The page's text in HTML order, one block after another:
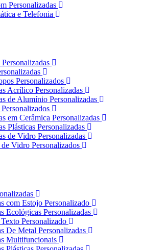
Personalizadas
e Telefonia
Personalizados
Acrílico Personalizadas
de Alumínio Personalizadas
em Cerâmica Personalizadas
Plásticas Personalizadas
de Vidro Personalizadas
Vidro Personalizados
com Estojo Personalizado
Ecológicas Personalizadas
Personalizado
De Metal Personalizadas
Multifuncionais